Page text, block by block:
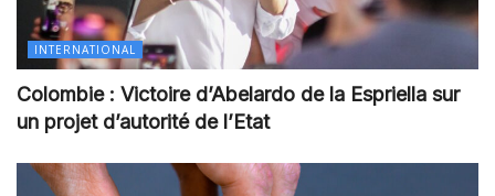
INTERNATIONAL
Colombie : Victoire d’Abelardo de la Espriella sur
un projet d’autorité de l’Etat